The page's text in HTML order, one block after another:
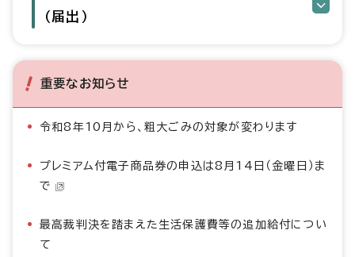
（届出）
重要なお知らせ
令和8年10月から、粗大ごみの対象が変わります
プレミアム付電子商品券の申込は8月14日（金曜日）ま
で
最高裁判決を踏まえた生活保護費等の追加給付につい
て